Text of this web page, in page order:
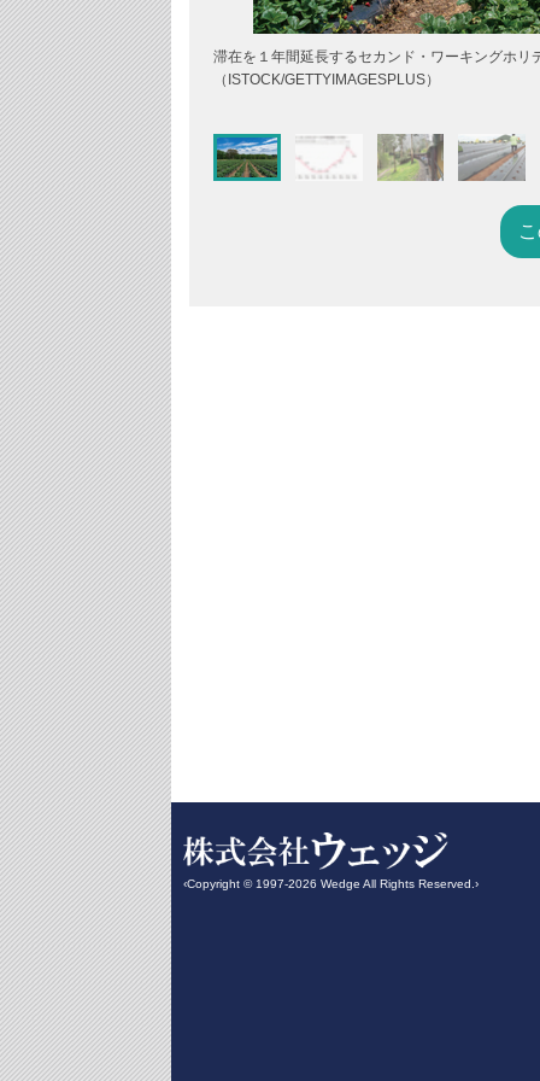
滞在を１年間延長するセカンド・ワーキングホ
（ISTOCK/GETTYIMAGESPLUS）
‹Copyright © 1997-2026 Wedge All Rights Reserved.›